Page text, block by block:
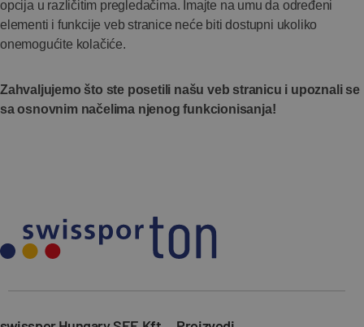
opcija u različitim pregledačima. Imajte na umu da određeni
elementi i funkcije veb stranice neće biti dostupni ukoliko
onemogućite kolačiće.
Zahvaljujemo što ste posetili našu veb stranicu i upoznali se
sa osnovnim načelima njenog funkcionisanja!